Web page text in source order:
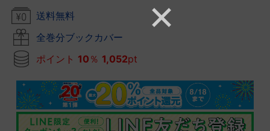
送料無料
全巻分ブックカバー
ポイント 10 ％ 1,052pt